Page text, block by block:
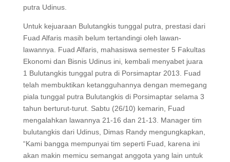
putra Udinus.
Untuk kejuaraan Bulutangkis tunggal putra, prestasi dari
Fuad Alfaris masih belum tertandingi oleh lawan-
lawannya. Fuad Alfaris, mahasiswa semester 5 Fakultas
Ekonomi dan Bisnis Udinus ini, kembali menyabet juara
1 Bulutangkis tunggal putra di Porsimaptar 2013. Fuad
telah membuktikan ketangguhannya dengan memegang
piala tunggal putra Bulutangkis di Porsimaptar selama 3
tahun berturut-turut. Sabtu (26/10) kemarin, Fuad
mengalahkan lawannya 21-16 dan 21-13. Manager tim
bulutangkis dari Udinus, Dimas Randy mengungkapkan,
“Kami bangga mempunyai tim seperti Fuad, karena ini
akan makin memicu semangat anggota yang lain untuk